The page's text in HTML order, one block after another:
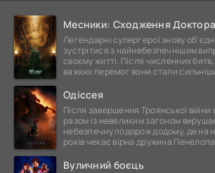
Месники: Сходження
Легендарні супергерої знову
зустрітися з найнебезпечнішим
своєму житті. Після численних
важких перемог вони стали
Одіссея
Після завершення Троянської війни
разом із невеликим загоном
небезпечну подорож додому, де на
років чекає вірна дружина
Вуличний боєць